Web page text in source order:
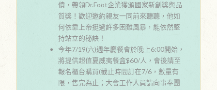
債，帶領Dr.Foot企業獲頒國家新創獎與品
質獎！歡迎邀約親友一同前來聽聽，他如
何依靠上帝挺過許多困難風暴，能依然堅
持站立的秘訣！
今年7/19(六)週年慶餐會於晚上6:00開始，
將提供超值夏威夷餐盒$60/人，會後請至
報名櫃台購買(截止時間訂在7/6，數量有
限，售完為止；大會工作人員請向事奉團